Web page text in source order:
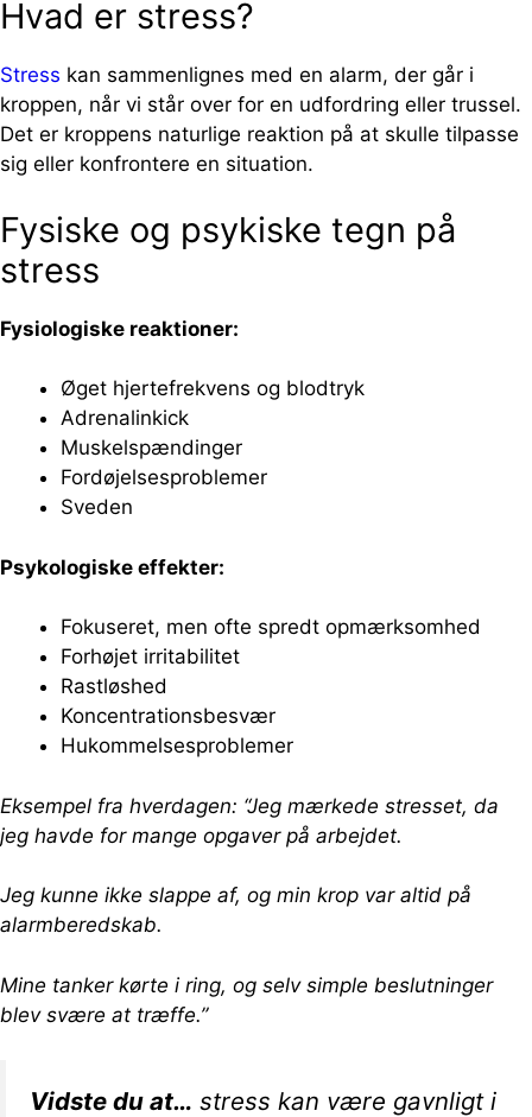
Hvad er stress?
Stress kan sammenlignes med en alarm, der går i
kroppen, når vi står over for en udfordring eller trussel.
Det er kroppens naturlige reaktion på at skulle tilpasse
sig eller konfrontere en situation.
Fysiske og psykiske tegn på
stress
Fysiologiske reaktioner:
Øget hjertefrekvens og blodtryk
Adrenalinkick
Muskelspændinger
Fordøjelsesproblemer
Sveden
Psykologiske effekter:
Fokuseret, men ofte spredt opmærksomhed
Forhøjet irritabilitet
Rastløshed
Koncentrationsbesvær
Hukommelsesproblemer
Eksempel fra hverdagen: “Jeg mærkede stresset, da
jeg havde for mange opgaver på arbejdet.
Jeg kunne ikke slappe af, og min krop var altid på
alarmberedskab.
Mine tanker kørte i ring, og selv simple beslutninger
blev svære at træffe.”
Vidste du at… stress kan være gavnligt i